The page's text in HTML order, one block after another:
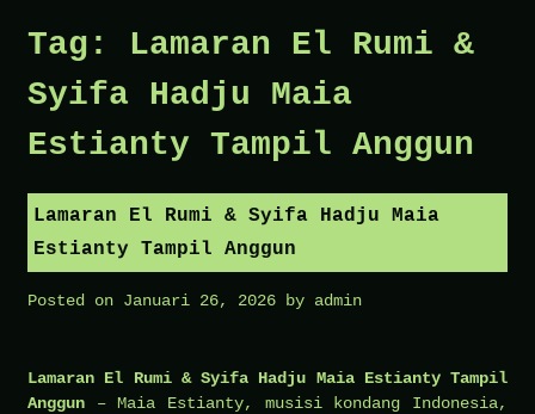
Tag: Lamaran El Rumi &
Syifa Hadju Maia
Estianty Tampil Anggun
Lamaran El Rumi & Syifa Hadju Maia
Estianty Tampil Anggun
Posted on Januari 26, 2026 by admin
Lamaran El Rumi & Syifa Hadju Maia Estianty Tampil
Anggun – Maia Estianty, musisi kondang Indonesia,